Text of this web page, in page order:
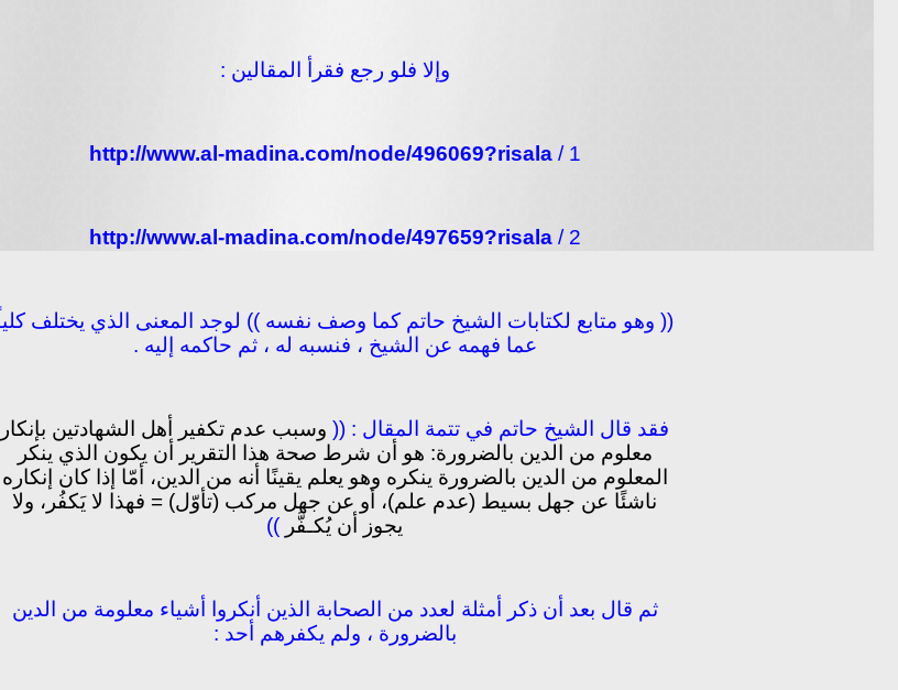
وإلا فلو رجع فقرأ المقالين :
1 /
http://www.al-madina.com/node/496069?risala
2 /
http://www.al-madina.com/node/497659?risala
(( وهو متابع لكتابات الشيخ حاتم كما وصف نفسه )) لوجد المعنى الذي يختلف
عما فهمه عن الشيخ ، فنسبه له ، ثم حاكمه إليه .
فقد قال الشيخ حاتم في تتمة المقال : (( وسبب عدم تكفير أهل الشهادتين بإنكار
معلوم من الدين بالضرورة: هو أن شرط صحة هذا التقرير أن يكون الذي ينكر
المعلوم من الدين بالضرورة ينكره وهو يعلم يقينًا أنه من الدين، أمّا إذا كان إنكاره
ناشئًا عن جهل بسيط (عدم علم)، أو عن جهل مركب (تأوّل) = فهذا لا يَكفُر، ولا
يجوز أن يُكـفَّر ))
ثم قال بعد أن ذكر أمثلة لعدد من الصحابة الذين أنكروا أشياء معلومة من الدين
بالضرورة ، ولم يكفرهم أحد :